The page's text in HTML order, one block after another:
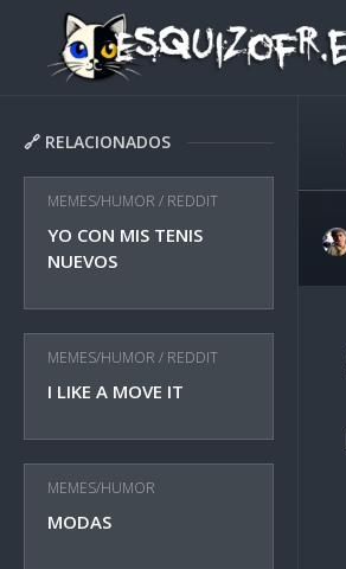
content
🔗 RELACIONADOS
MEMES/HUMOR / REDDIT
YO CON MIS TENIS
NUEVOS
MEMES/HUMOR / REDDIT
I LIKE A MOVE IT
MEMES/HUMOR
MODAS